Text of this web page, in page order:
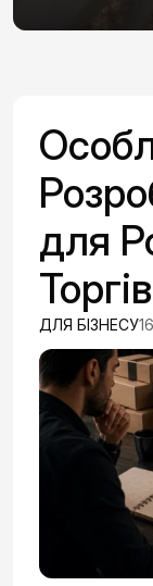
для
ДЛЯ БІЗНЕСУ